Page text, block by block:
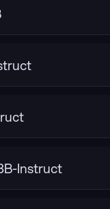
Instruct